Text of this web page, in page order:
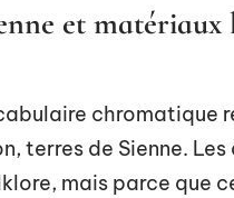
et
chromatique
terres de Sienne.
mais parce que